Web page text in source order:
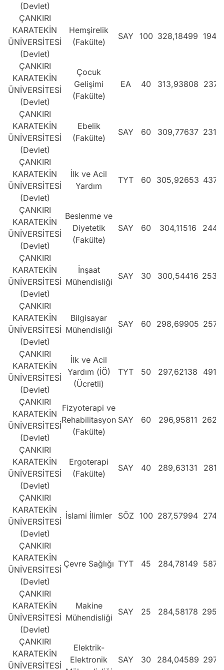
(Devlet)
ÇANKIRI
KARATEKİN
ÜNİVERSİTESİ
(Devlet)
Hemşirelik
(Fakülte)
SAY 100 328,18499
ÇANKIRI
KARATEKİN
ÜNİVERSİTESİ
(Devlet)
Çocuk
Gelişimi
(Fakülte)
EA 40 313,93808
ÇANKIRI
KARATEKİN
ÜNİVERSİTESİ
(Devlet)
Ebelik
(Fakülte)
SAY 60 309,77637
ÇANKIRI
KARATEKİN
ÜNİVERSİTESİ
(Devlet)
İlk ve Acil
Yardım
TYT 60 305,92653
ÇANKIRI
KARATEKİN
ÜNİVERSİTESİ
(Devlet)
Beslenme ve
Diyetetik
(Fakülte)
SAY 60 304,11516
ÇANKIRI
KARATEKİN
ÜNİVERSİTESİ
(Devlet)
İnşaat
Mühendisliği
SAY 30 300,54416
ÇANKIRI
KARATEKİN
ÜNİVERSİTESİ
(Devlet)
Bilgisayar
Mühendisliği
SAY 60 298,69905
ÇANKIRI
KARATEKİN
ÜNİVERSİTESİ
(Devlet)
İlk ve Acil
Yardım (İÖ)
(Ücretli)
TYT 50 297,62138
ÇANKIRI
KARATEKİN
ÜNİVERSİTESİ
(Devlet)
Fizyoterapi ve
Rehabilitasyon
(Fakülte)
SAY 60 296,95811
ÇANKIRI
KARATEKİN
ÜNİVERSİTESİ
(Devlet)
Ergoterapi
(Fakülte)
SAY 40 289,63131
ÇANKIRI
KARATEKİN
ÜNİVERSİTESİ
(Devlet)
İslami İlimler SÖZ 100 287,57994
ÇANKIRI
KARATEKİN
ÜNİVERSİTESİ
(Devlet)
Çevre Sağlığı TYT 45 284,78149
ÇANKIRI
KARATEKİN
ÜNİVERSİTESİ
(Devlet)
Makine
Mühendisliği
SAY 25 284,58178
ÇANKIRI
KARATEKİN
ÜNİVERSİTESİ
Elektrik-
Elektronik
SAY 30 284,04589